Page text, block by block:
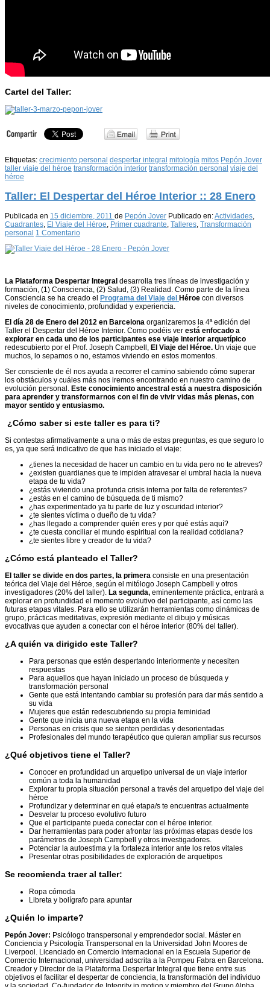
Cartel del Taller:
Etiquetas: crecimiento personal despertar integral mitología mitos Pepón Jover
taller viaje del héroe transformación interior transformación personal viaje del
héroe
Taller: El Despertar del Héroe Interior :: 28 Enero
Publicada en 15 diciembre, 2011 de Pepón Jover Publicado en:Actividades,
Cuadrantes, El Viaje del Héroe, Primer cuadrante, Talleres, Transformación
personal 1 Comentario
La Plataforma Despertar Integral desarrolla tres líneas de investigación y
formación, (1) Consciencia, (2) Salud, (3) Realidad. Como parte de la línea
Consciencia se ha creado el
Programa del Viaje del Héroe con diversos
niveles de conocimiento, profundidad y experiencia.
El día 28 de Enero del 2012 en Barcelona organizaremos la 4ª edición del
Taller el Despertar del Héroe Interior. Como podéis ver está enfocado a
explorar en cada uno de los participantes ese viaje interior arquetípico
redescubierto por el Prof. Joseph Campbell, El Viaje del Héroe. Un viaje que
muchos, lo sepamos o no, estamos viviendo en estos momentos.
Ser consciente de él nos ayuda a recorrer el camino sabiendo cómo superar
los obstáculos y cuáles más nos iremos encontrando en nuestro camino de
evolución personal. Este conocimiento ancestral está a nuestra disposición
para aprender y transformarnos con el fin de vivir vidas más plenas, con
mayor sentido y entusiasmo.
¿Cómo saber si este taller es para ti?
Si contestas afirmativamente a una o más de estas preguntas, es que seguro lo
es, ya que será indicativo de que has iniciado el viaje:
¿tienes la necesidad de hacer un cambio en tu vida pero no te atreves?
¿existen guardianes que te impiden atravesar el umbral hacia la nueva
etapa de tu vida?
¿estás viviendo una profunda crisis interna por falta de referentes?
¿estás en el camino de búsqueda de ti mismo?
¿has experimentado ya tu parte de luz y oscuridad interior?
¿te sientes víctima o dueño de tu vida?
¿has llegado a comprender quién eres y por qué estás aquí?
¿te cuesta conciliar el mundo espiritual con la realidad cotidiana?
¿te sientes libre y creador de tu vida?
¿Cómo está planteado el Taller?
El taller se divide en dos partes, la primera consiste en una presentación
teórica del Viaje del Héroe, según el mitólogo Joseph Campbell y otros
investigadores (20% del taller). La segunda, eminentemente práctica, entrará a
explorar en profundidad el momento evolutivo del participante, así como las
futuras etapas vitales. Para ello se utilizarán herramientas como dinámicas de
grupo, prácticas meditativas, expresión mediante el dibujo y músicas
evocativas que ayuden a conectar con el héroe interior (80% del taller).
¿A quién va dirigido este Taller?
Para personas que estén despertando interiormente y necesiten
respuestas
Para aquellos que hayan iniciado un proceso de búsqueda y
transformación personal
Gente que está intentando cambiar su profesión para dar más sentido a
su vida
Mujeres que están redescubriendo su propia feminidad
Gente que inicia una nueva etapa en la vida
Personas en crisis que se sienten perdidas y desorientadas
Profesionales del mundo terapéutico que quieran ampliar sus recursos
¿Qué objetivos tiene el Taller?
Conocer en profundidad un arquetipo universal de un viaje interior
común a toda la humanidad
Explorar tu propia situación personal a través del arquetipo del viaje del
héroe
Profundizar y determinar en qué etapa/s te encuentras actualmente
Desvelar tu proceso evolutivo futuro
Que el participante pueda conectar con el héroe interior.
Dar herramientas para poder afrontar las próximas etapas desde los
parámetros de Joseph Campbell y otros investigadores.
Potenciar la autoestima y la fortaleza interior ante los retos vitales
Presentar otras posibilidades de exploración de arquetipos
Se recomienda traer al taller:
Ropa cómoda
Libreta y bolígrafo para apuntar
¿Quién lo imparte?
Pepón Jover: Psicólogo transpersonal y emprendedor social. Máster en
Conciencia y Psicología Transpersonal en la Universidad John Moores de
Liverpool. Licenciado en Comercio Internacional en la Escuela Superior de
Comercio Internacional, universidad adscrita a la Pompeu Fabra en Barcelona.
Creador y Director de la Plataforma Despertar Integral que tiene entre sus
objetivos el facilitar el despertar de conciencia, la transformación del individuo